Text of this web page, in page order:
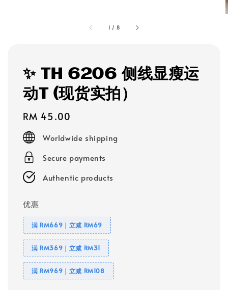
1 / 8
✨ TH 6206 侧线显瘦运
动T (现货实拍）
Regular
price
RM 45.00
Worldwide shipping
Secure payments
Authentic products
优惠
满 RM669｜立减 RM69
满 RM369｜立减 RM31
满 RM969｜立减 RM108